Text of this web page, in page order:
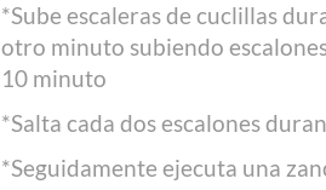
*Sube escaleras de cuclillas
otro minuto subiendo
10 minuto
*Salta cada dos escalones
*Seguidamente ejecuta una